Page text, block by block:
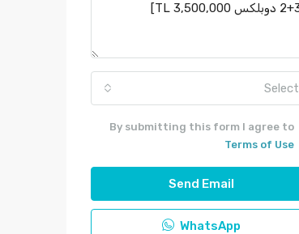
Select
By submitting this form I agree to
Terms of Use
Send Email
WhatsApp